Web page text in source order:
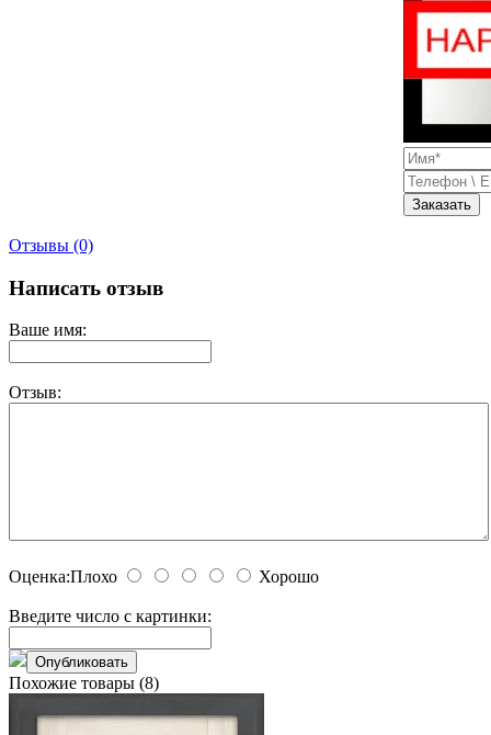
Заказать
Отзывы (0)
Написать отзыв
Ваше имя:
Отзыв:
Оценка:Плохо Хорошо
Введите число с картинки:
Похожие товары (8)